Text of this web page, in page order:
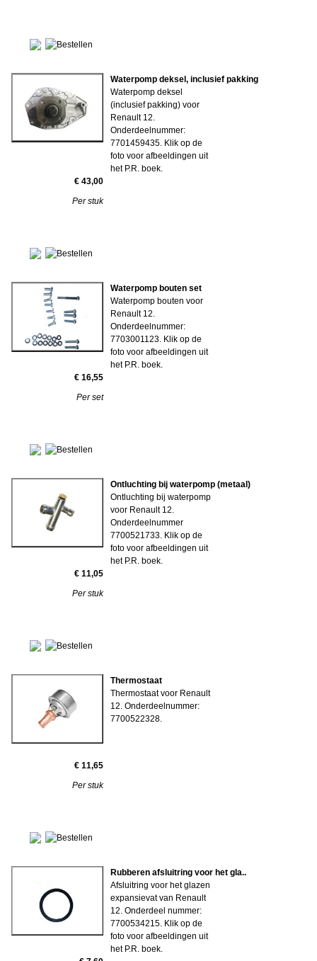
Waterpomp deksel, inclusief pakking
Waterpomp deksel
(inclusief pakking) voor
Renault 12.
Onderdeelnummer:
7701459435. Klik op de
foto voor afbeeldingen uit
het P.R. boek.
€ 43,00
Per stuk
Waterpomp bouten set
Waterpomp bouten voor
Renault 12.
Onderdeelnummer:
7703001123. Klik op de
foto voor afbeeldingen uit
het P.R. boek.
€ 16,55
Per set
Ontluchting bij waterpomp (metaal)
Ontluchting bij waterpomp
voor Renault 12.
Onderdeelnummer
7700521733. Klik op de
foto voor afbeeldingen uit
het P.R. boek.
€ 11,05
Per stuk
Thermostaat
Thermostaat voor Renault
12. Onderdeelnummer:
7700522328.
€ 11,65
Per stuk
Rubberen afsluitring voor het gla..
Afsluitring voor het glazen
expansievat van Renault
12. Onderdeel nummer:
7700534215. Klik op de
foto voor afbeeldingen uit
het P.R. boek.